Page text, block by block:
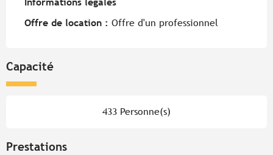
Offre de location : Offre d'un professionnel
Capacité
433 Personne(s)
Prestations